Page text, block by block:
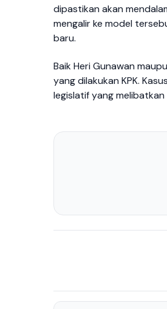
dipastikan akan
mengalir ke model
baru.
Baik Heri Gunawan
yang dilakukan KPK.
legislatif yang